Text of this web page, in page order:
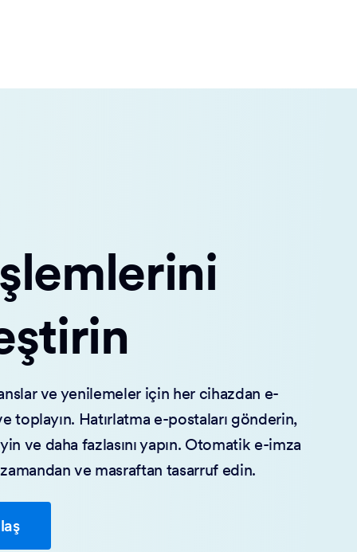
ve yenilemeler için her cihazdan e-
toplayın. Hatırlatma e-postaları gönderin,
ve daha fazlasını yapın. Otomatik e-imza
ve masraftan tasarruf edin.